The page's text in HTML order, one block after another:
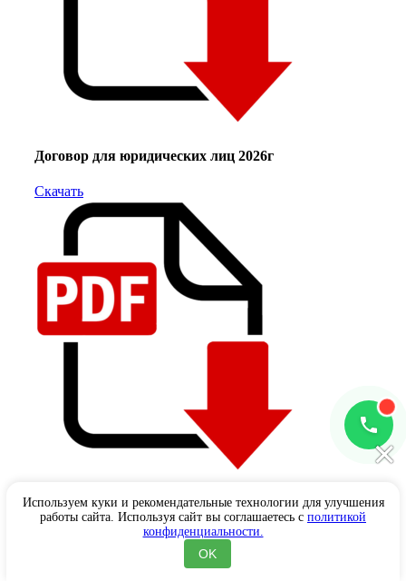
Договор для юридических лиц 2026г
Скачать
Договор на санитарную обработку 2026г
×
Используем куки и рекомендательные технологии для улучшения
работы сайта. Используя сайт вы соглашаетесь с политикой
конфиденциальности.
OK